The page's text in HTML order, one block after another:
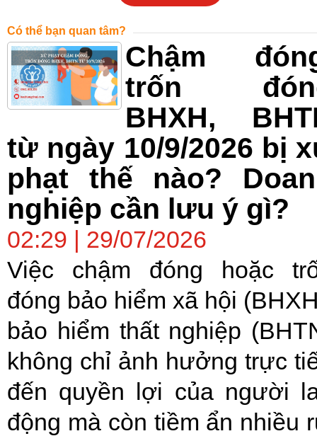
Có thể bạn quan tâm?
Chậm
trốn
BHXH,
từ ngày 10/9/2026 bị
phạt thế nào?
nghiệp cần lưu ý gì?
02:29 | 29/07/2026
Việc chậm đóng hoặc
đóng bảo hiểm xã hội
bảo hiểm thất nghiệp
không chỉ ảnh hưởng trực
đến quyền lợi của người
động mà còn tiềm ẩn nhiều